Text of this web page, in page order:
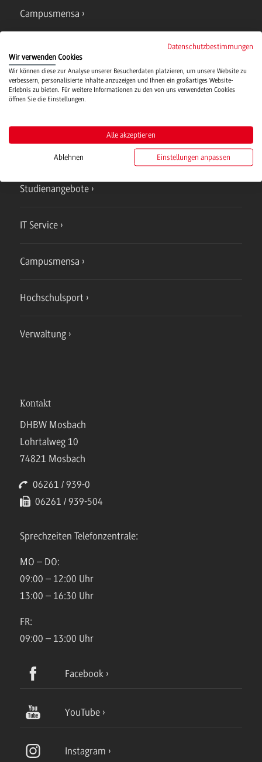
Campusmensa
Verwaltung
Studienangebote
IT Service
Campusmensa
Hochschulsport
Verwaltung
Kontakt
DHBW Mosbach
Lohrtalweg 10
74821 Mosbach
06261 / 939-0
06261 / 939-504
Sprechzeiten Telefonzentrale:
MO – DO:
09:00 – 12:00 Uhr
13:00 – 16:30 Uhr
FR:
09:00 – 13:00 Uhr
Facebook
YouTube
Instagram
Datenschutzbestimmungen
Wir verwenden Cookies
Wir können diese zur Analyse unserer Besucherdaten platzieren, um unsere Website zu
verbessern, personalisierte Inhalte anzuzeigen und Ihnen ein großartiges Website-
Erlebnis zu bieten. Für weitere Informationen zu den von uns verwendeten Cookies
öffnen Sie die Einstellungen.
Alle akzeptieren
Ablehnen Einstellungen anpassen